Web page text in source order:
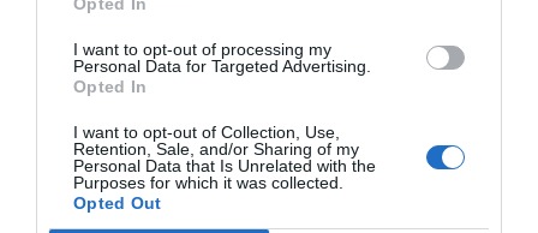
I want to opt-out of processing my
Personal Data for Targeted Advertising.
Opted In
I want to opt-out of Collection, Use,
Retention, Sale, and/or Sharing of my
Personal Data that Is Unrelated with the
Purposes for which it was collected.
Opted Out
Els ingressos
d'Holaluz cauen un
Holaluz assoleix
una facturació de
Holaluz